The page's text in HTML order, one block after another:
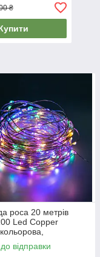
(гирлянда)
₴
роса 20 метрів
Led Copper
гірлянда нитка |
нить
відправки